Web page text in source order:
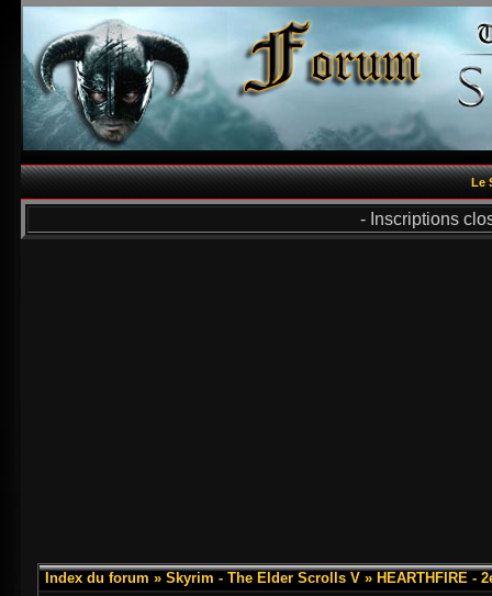
Le
- Inscriptions
Index du forum » Skyrim - The Elder Scrolls V » HEARTHFIRE -